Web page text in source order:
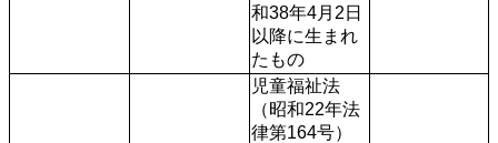
和38年4月2日
以降に生まれ
たもの
児童福祉法
（昭和22年法
律第164号）